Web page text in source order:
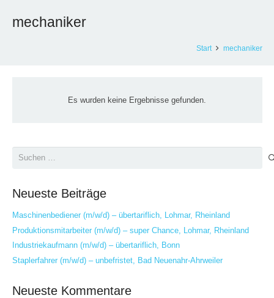
mechaniker
Start mechaniker
Es wurden keine Ergebnisse gefunden.
Suchen
Neueste Beiträge
Maschinenbediener (m/w/d) – übertariflich, Lohmar, Rheinland
Produktionsmitarbeiter (m/w/d) – super Chance, Lohmar, Rheinland
Industriekaufmann (m/w/d) – übertariflich, Bonn
Staplerfahrer (m/w/d) – unbefristet, Bad Neuenahr-Ahrweiler
Neueste Kommentare